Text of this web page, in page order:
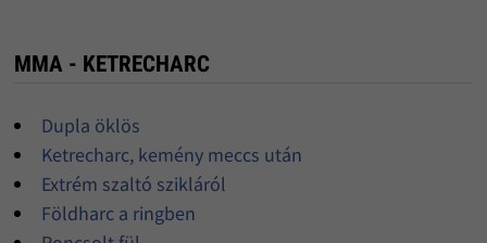
MMA - KETRECHARC
Dupla öklös
Ketrecharc, kemény meccs után
Extrém szaltó szikláról
Földharc a ringben